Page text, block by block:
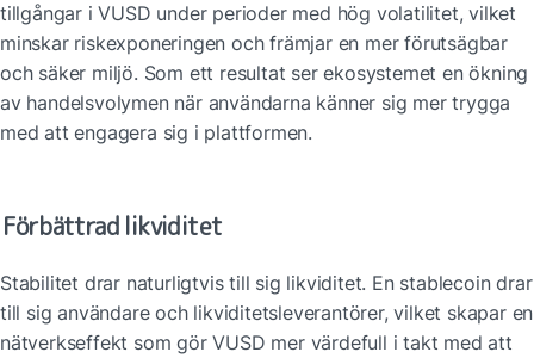
tillgångar i VUSD under perioder med hög volatilitet, vilket
minskar riskexponeringen och främjar en mer förutsägbar
och säker miljö. Som ett resultat ser ekosystemet en ökning
av handelsvolymen när användarna känner sig mer trygga
med att engagera sig i plattformen.
Förbättrad likviditet
Stabilitet drar naturligtvis till sig likviditet. En stablecoin drar
till sig användare och likviditetsleverantörer, vilket skapar en
nätverkseffekt som gör VUSD mer värdefull i takt med att